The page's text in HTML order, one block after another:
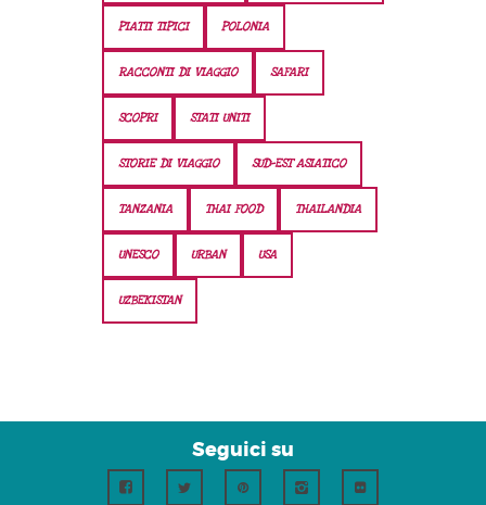
PIATTI TIPICI POLONIA
RACCONTI DI VIAGGIO SAFARI
SCOPRI STATI UNITI
STORIE DI VIAGGIO SUD-EST ASIATICO
TANZANIA THAI FOOD THAILANDIA
UNESCO URBAN USA
UZBEKISTAN
Seguici su